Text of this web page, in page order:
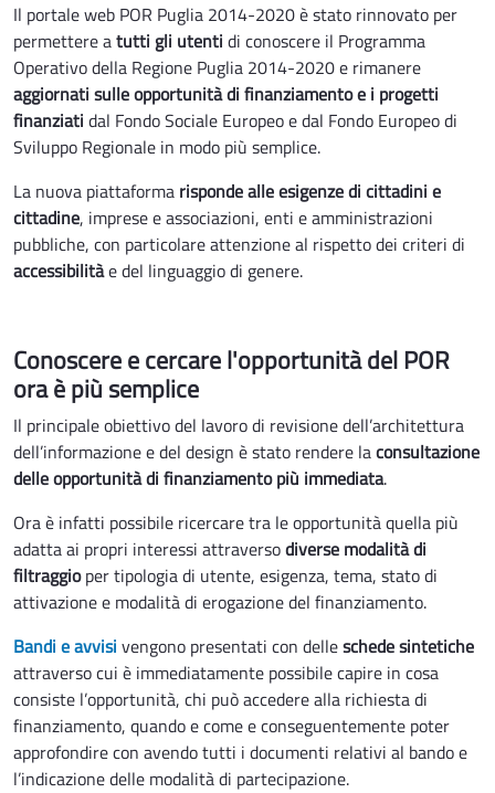
Il portale web POR Puglia 2014-2020 è stato rinnovato per
permettere atutti gli utenti di conoscere il Programma
Operativo della Regione Puglia 2014-2020 e rimanere
aggiornati sulle opportunità di finanziamento e i progetti
finanziati dal Fondo Sociale Europeo e dal Fondo Europeo di
Sviluppo Regionale in modo più semplice.
La nuova piattaforma risponde alle esigenze di cittadini e
cittadine, imprese e associazioni, enti e amministrazioni
pubbliche, con particolare attenzione al rispetto dei criteri di
accessibilitàe del linguaggio di genere.
Conoscere e cercare l'opportunità del POR
ora è più semplice
Il principale obiettivo del lavoro di revisione dell’architettura
dell’informazione e del design è stato rendere laconsultazione
delle opportunità di finanziamento più immediata.
Ora è infatti possibile ricercare tra le opportunità quella più
adatta ai propri interessi attraversodiverse modalità di
filtraggioper tipologia di utente, esigenza, tema, stato di
attivazione e modalità di erogazione del finanziamento.
Bandi e avvisi vengono presentati con delleschede sintetiche
attraverso cui è immediatamente possibile capire in cosa
consiste l’opportunità, chi può accedere alla richiesta di
finanziamento, quando e come e conseguentemente poter
approfondire con avendo tutti i documenti relativi al bando e
l’indicazione delle modalità di partecipazione.